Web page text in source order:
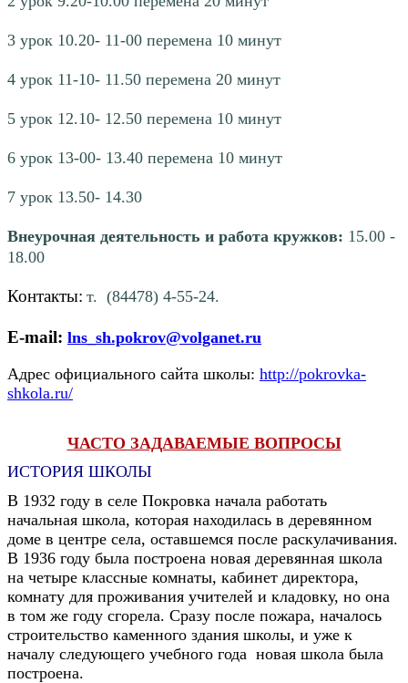
3 урок 10.20- 11-00 перемена 10 минут
4 урок 11-10- 11.50 перемена 20 минут
5 урок 12.10- 12.50 перемена 10 минут
6 урок 13-00- 13.40 перемена 10 минут
7 урок 13.50- 14.30
Внеурочная деятельность и работа кружков: 15.00 -
18.00
Контакты: т. (84478) 4-55-24.
E-mail: lns_sh.pokrov@volganet.ru
Адрес официального сайта школы: http://pokrovka-
shkola.ru/
ЧАСТО ЗАДАВАЕМЫЕ ВОПРОСЫ
ИСТОРИЯ ШКОЛЫ
В 1932 году в селе Покровка начала работать
начальная школа, которая находилась в деревянном
доме в центре села, оставшемся после раскулачивания.
В 1936 году была построена новая деревянная школа
на четыре классные комнаты, кабинет директора,
комнату для проживания учителей и кладовку, но она
в том же году сгорела. Сразу после пожара, началось
строительство каменного здания школы, и уже к
началу следующего учебного года новая школа была
построена.